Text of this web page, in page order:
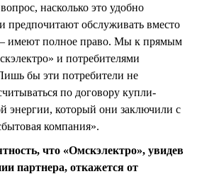
насколько это удобно
предпочитают обслуживать вместо
имеют полное право. Мы к прямым
и потребителями
бы эти потребители не
по договору купли-
энергии, который они заключили с
компания».
что «Омскэлектро», увидев
партнера, откажется от